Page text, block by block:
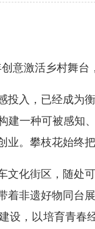
意激活乡村舞台
入，已经成为衡
建一种可被感知
业。攀枝花始终
化街区，随处可
着非遗好物同
设，以培育青春